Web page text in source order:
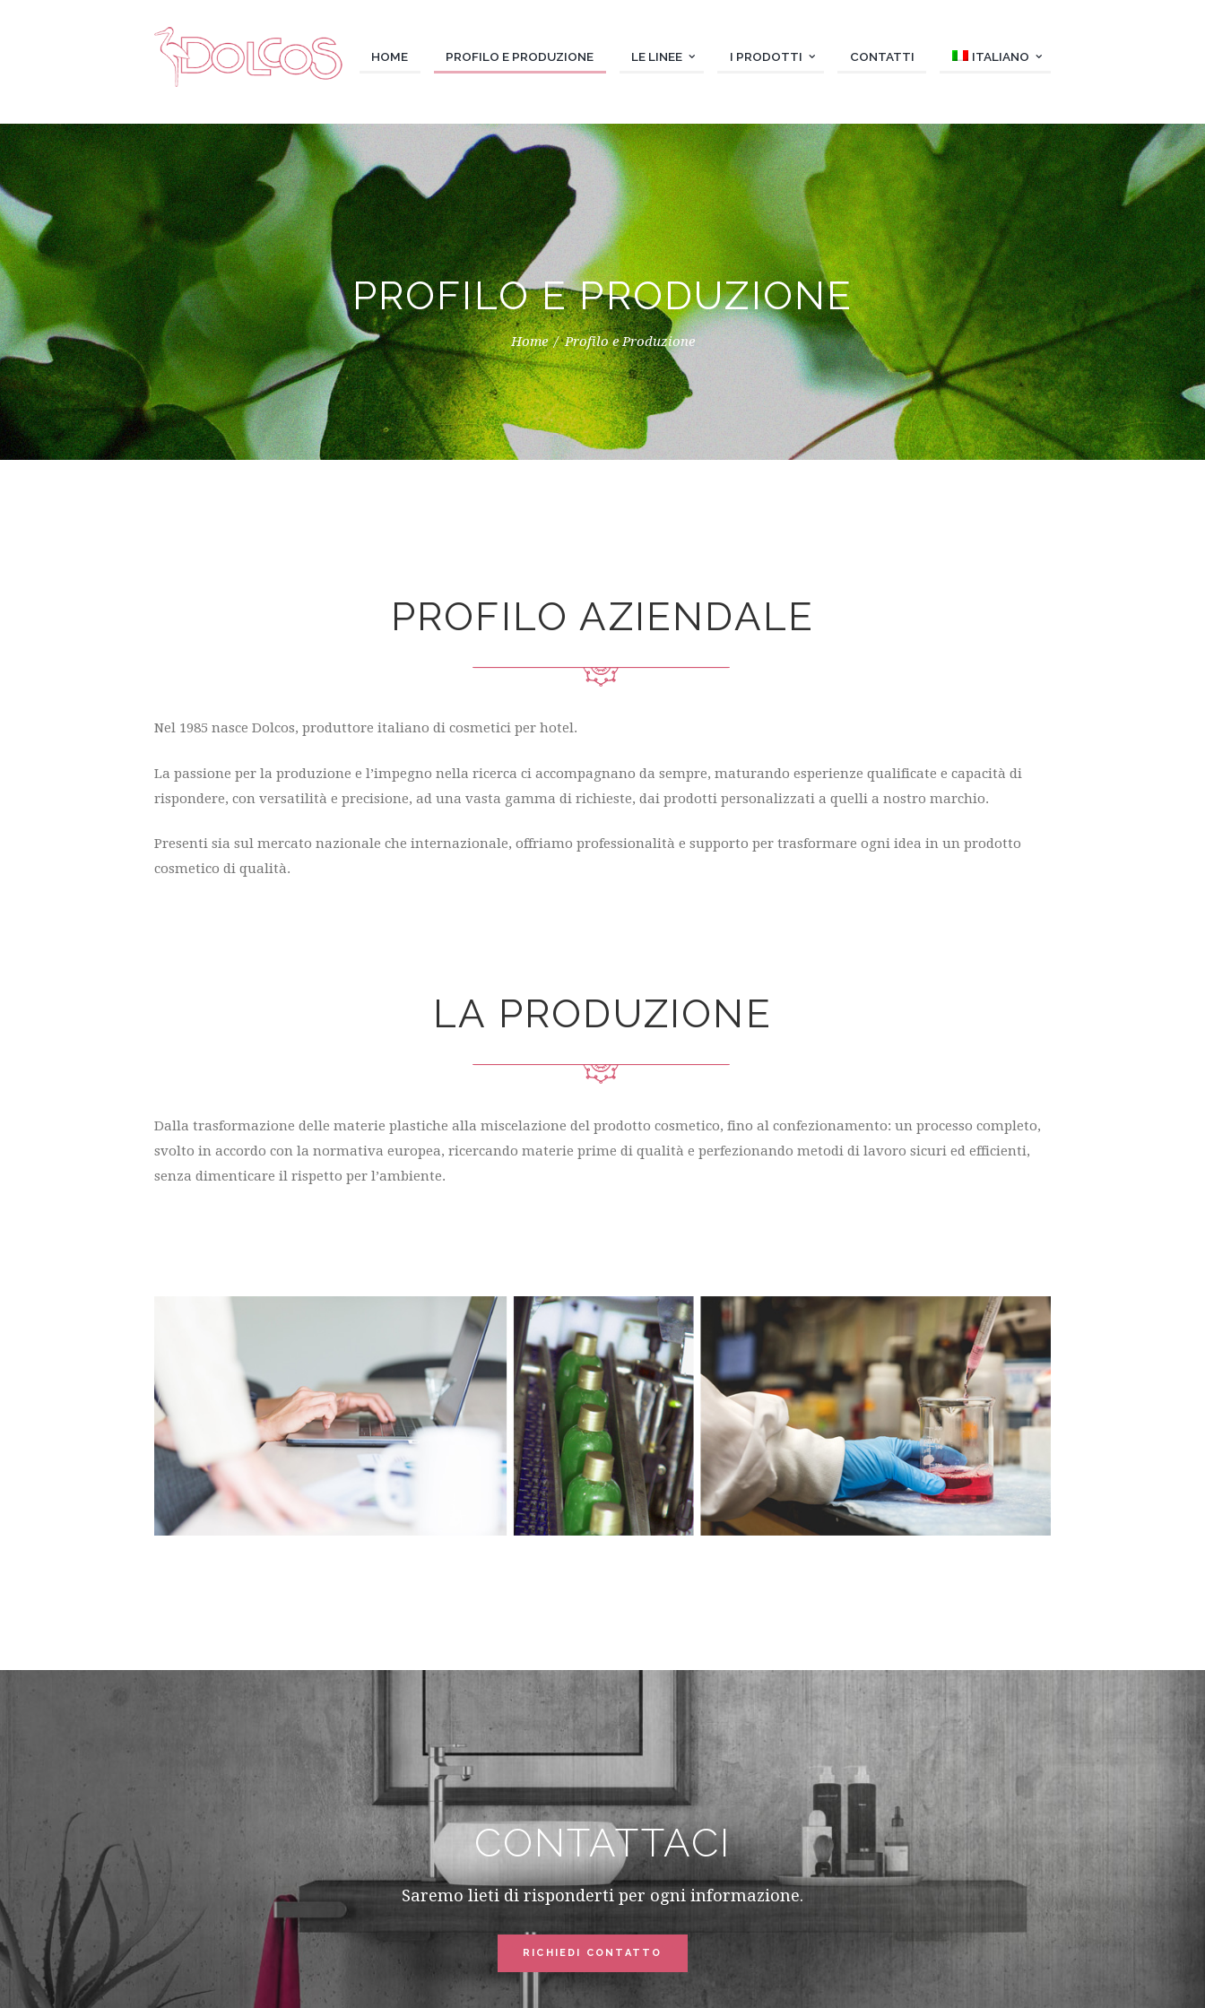
HOME PROFILO E PRODUZIONE LE LINEE I PRODOTTI CONTATTI ITALIANO
PROFILO E PRODUZIONE
Home Profilo e Produzione
PROFILO AZIENDALE
Nel 1985 nasce Dolcos, produttore italiano di cosmetici per hotel.
La passione per la produzione e l’impegno nella ricerca ci accompagnano da sempre, maturando esperienze qualificate e capacità di
rispondere, con versatilità e precisione, ad una vasta gamma di richieste, dai prodotti personalizzati a quelli a nostro marchio.
Presenti sia sul mercato nazionale che internazionale, offriamo professionalità e supporto per trasformare ogni idea in un prodotto
cosmetico di qualità.
LA PRODUZIONE
Dalla trasformazione delle materie plastiche alla miscelazione del prodotto cosmetico, fino al confezionamento: un processo completo,
svolto in accordo con la normativa europea, ricercando materie prime di qualità e perfezionando metodi di lavoro sicuri ed efficienti,
senza dimenticare il rispetto per l’ambiente.
CONTATTACI
Saremo lieti di risponderti per ogni informazione.
RICHIEDI CONTATTO